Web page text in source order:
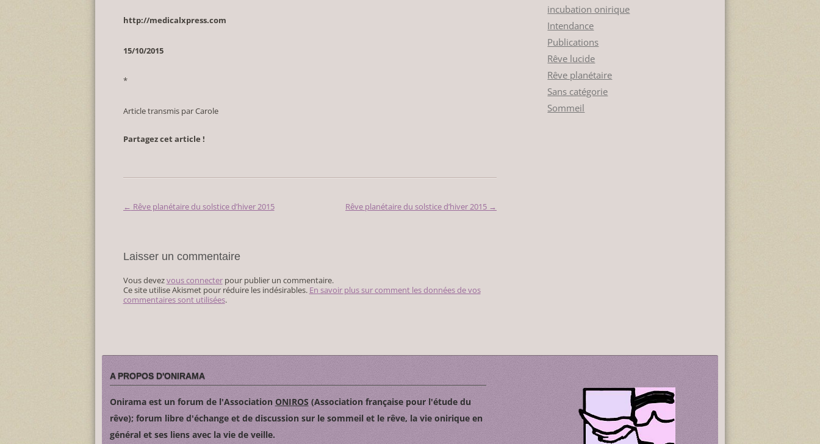
http://medicalxpress.com
15/10/2015
*
Article transmis par Carole
Partagez cet article !
← Rêve planétaire du solstice d’hiver 2015 Rêve planétaire du solstice d’hiver 2015 →
Laisser un commentaire
Vous devezvous connecterpour publier un commentaire.
Ce site utilise Akismet pour réduire les indésirables. En savoir plus sur comment les données de vos
commentaires sont utilisées.
incubation onirique
Intendance
Publications
Rêve lucide
Rêve planétaire
Sans catégorie
Sommeil
A PROPOS D'ONIRAMA
Onirama est un forum de l'Association ONIROS (Association française pour l'étude du
rêve); forum libre d'échange et de discussion sur le sommeil et le rêve, la vie onirique en
général et ses liens avec la vie de veille.